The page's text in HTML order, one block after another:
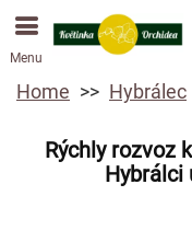
Objednávky
Najskorší možný
Menu
Home Hybrálec
Rýchly rozvoz
Hybrálci